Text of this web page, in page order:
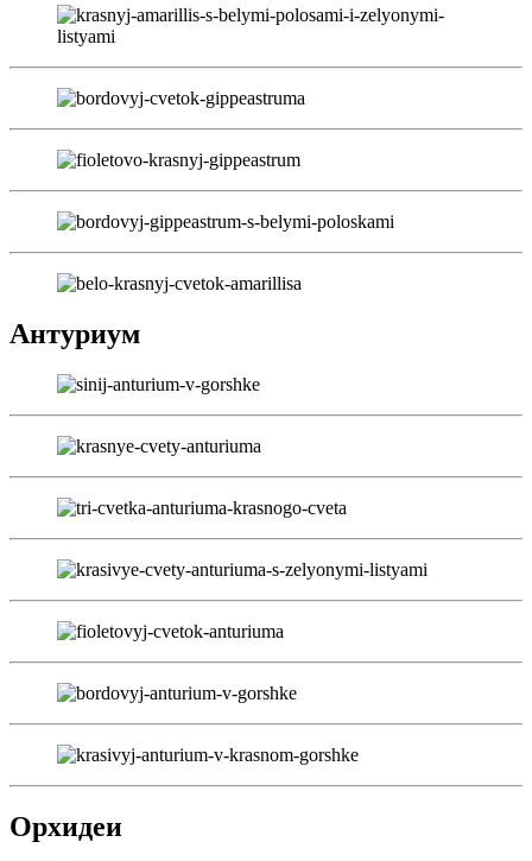
Антуриум
Орхидеи